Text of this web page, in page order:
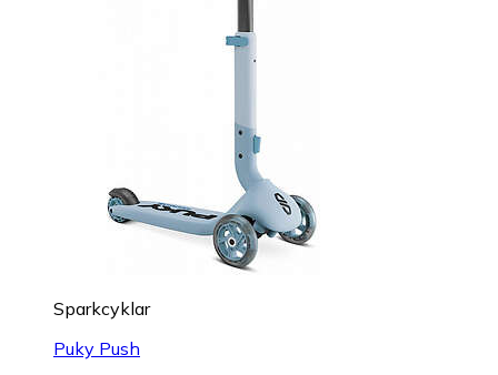
Sparkcyklar
Puky Push